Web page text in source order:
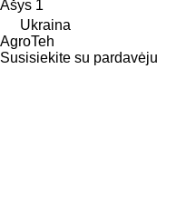
Ašys 1
Ukraina
AgroTeh
Susisiekite su pardavėju